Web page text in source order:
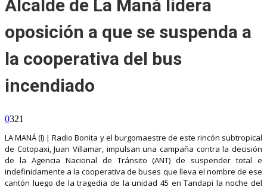
Alcalde de La Maná lidera
oposición a que se suspenda a
la cooperativa del bus
incendiado
0321
LA MANÁ (I) | Radio Bonita y el burgomaestre de este rincón subtropical
de Cotopaxi, Juan Villamar, impulsan una campaña contra la decisión
de la Agencia Nacional de Tránsito (ANT) de suspender total e
indefinidamente a la cooperativa de buses que lleva el nombre de ese
cantón luego de la tragedia de la unidad 45 en Tandapi la noche del